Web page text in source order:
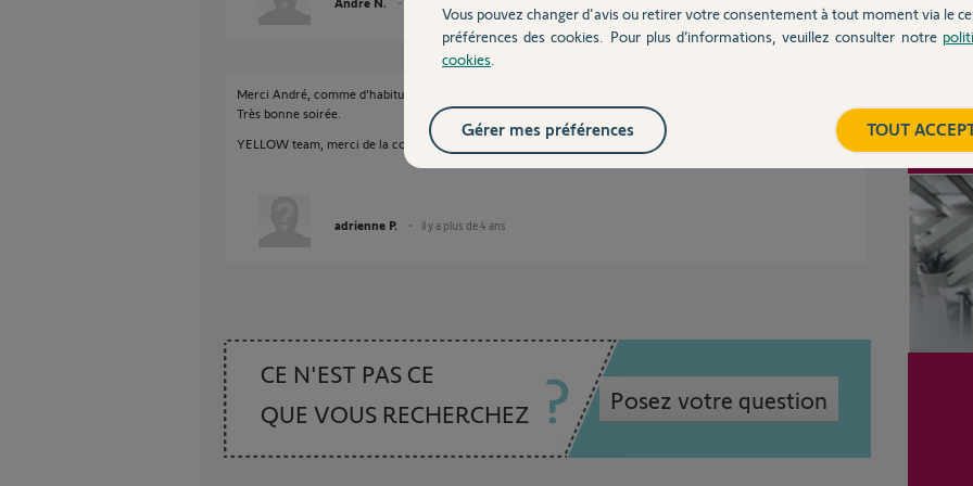
Merci André, comme d'habitude réponse très utile et exactement ce dont j'avais besoin.
Très bonne soirée.
YELLOW team, merci de la considérer comme la meilleure réponse et clôturer le sujet.
adrienne P. il y a plus de 4 ans
CE N'EST PAS CE
QUE VOUS RECHERCHEZ
Posez votre question
Vous pouvez changer d'avis ou retirer votre consentement à tout moment via le
préférences des cookies. Pour plus d’informations, veuillez consulter notre
cookies
TOUT
Gérer mes préférences